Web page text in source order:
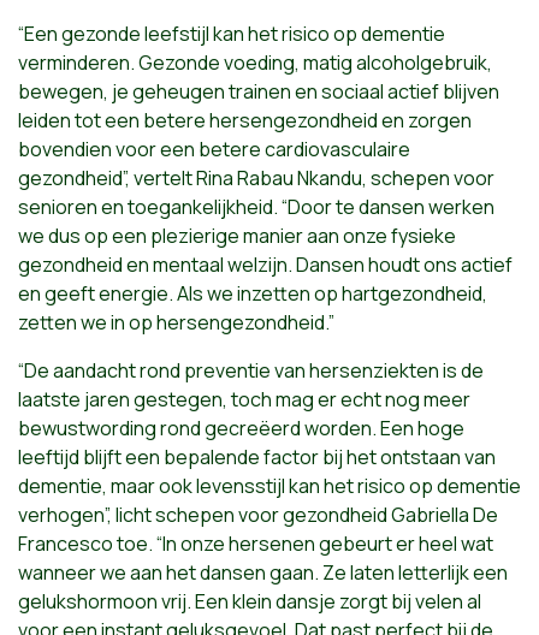
“Een gezonde leefstijl kan het risico op dementie
verminderen. Gezonde voeding, matig alcoholgebruik,
bewegen, je geheugen trainen en sociaal actief blijven
leiden tot een betere hersengezondheid en zorgen
bovendien voor een betere cardiovasculaire
gezondheid”, vertelt Rina Rabau Nkandu, schepen voor
senioren en toegankelijkheid. “Door te dansen werken
we dus op een plezierige manier aan onze fysieke
gezondheid en mentaal welzijn. Dansen houdt ons actief
en geeft energie. Als we inzetten op hartgezondheid,
zetten we in op hersengezondheid.”
“De aandacht rond preventie van hersenziekten is de
laatste jaren gestegen, toch mag er echt nog meer
bewustwording rond gecreëerd worden. Een hoge
leeftijd blijft een bepalende factor bij het ontstaan van
dementie, maar ook levensstijl kan het risico op dementie
verhogen”, licht schepen voor gezondheid Gabriella De
Francesco toe. “In onze hersenen gebeurt er heel wat
wanneer we aan het dansen gaan. Ze laten letterlijk een
gelukshormoon vrij. Een klein dansje zorgt bij velen al
voor een instant geluksgevoel. Dat past perfect bij de